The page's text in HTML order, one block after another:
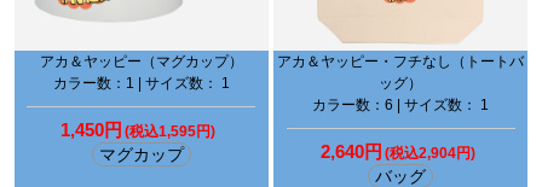
アカ＆ヤッピー（マグカップ）
カラー数：1 | サイズ数： 1
1,450円 (税込1,595円)
マグカップ
アカ＆ヤッピー・フチなし（トートバ
ッグ）
カラー数：6 | サイズ数： 1
2,640円 (税込2,904円)
バッグ